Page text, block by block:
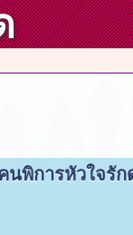
นพิการหัวใจรั